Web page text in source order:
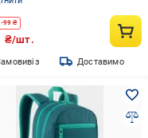
-99 ₴
₴/шт.
Доставимо